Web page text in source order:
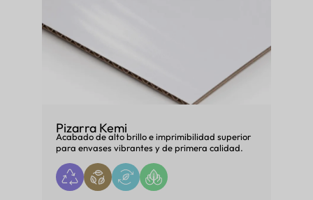
Pizarra Kemi
Acabado de alto brillo e imprimibilidad superior
para envases vibrantes y de primera calidad.